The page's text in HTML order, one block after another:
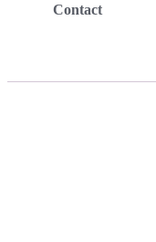
Contact